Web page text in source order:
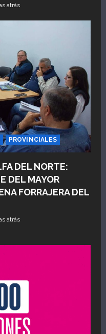
atrás
PROVINCIALES
DEL NORTE:
DEL MAYOR
FORRAJERA DEL
atrás